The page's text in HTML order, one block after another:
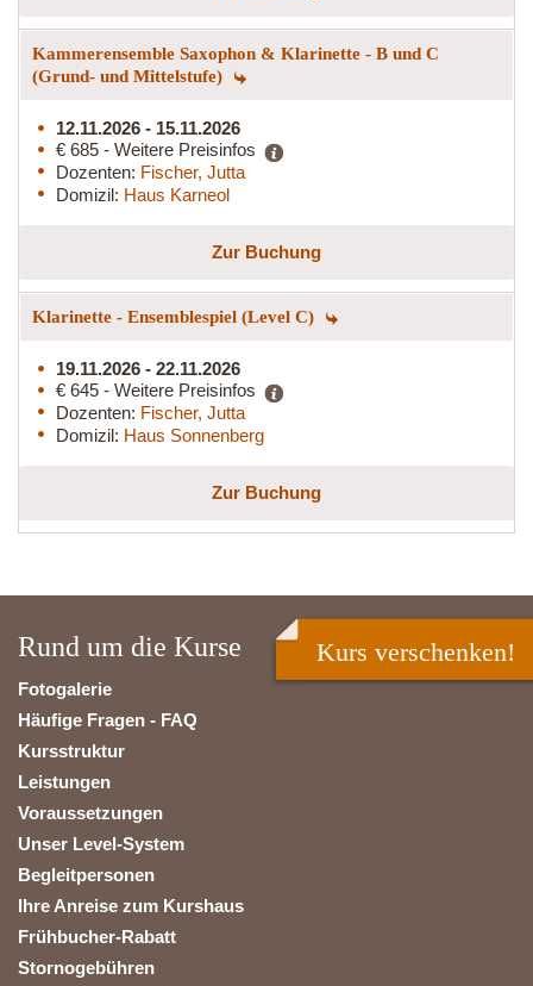
Kammerensemble Saxophon & Klarinette - B und C
(Grund- und Mittelstufe)
12.11.2026 - 15.11.2026
€ 685 - Weitere Preisinfos
Dozenten: Fischer, Jutta
Domizil: Haus Karneol
Zur Buchung
Klarinette - Ensemblespiel (Level C)
19.11.2026 - 22.11.2026
€ 645 - Weitere Preisinfos
Dozenten: Fischer, Jutta
Domizil: Haus Sonnenberg
Zur Buchung
Rund um die Kurse
Fotogalerie
Häufige Fragen - FAQ
Kursstruktur
Leistungen
Voraussetzungen
Unser Level-System
Begleitpersonen
Ihre Anreise zum Kurshaus
Frühbucher-Rabatt
Stornogebühren
Kurs verschenken!